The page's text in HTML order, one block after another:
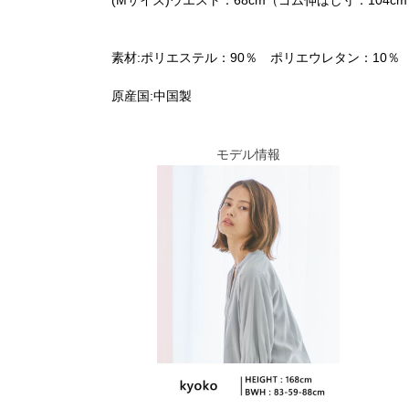
素材:ポリエステル：90％ ポリエウレタン：10％
原産国:中国製
モデル情報